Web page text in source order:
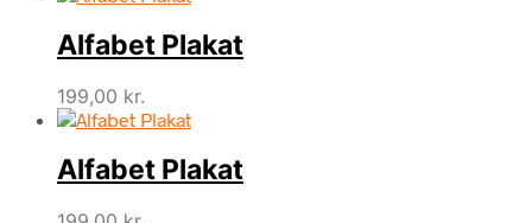
Alfabet Plakat
199,00 kr.
Alfabet Plakat